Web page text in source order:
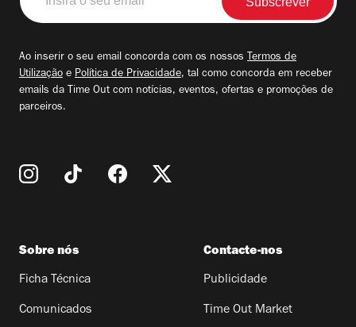
o
seu
Ao inserir o seu email concorda com os nossos Termos de
Utilização e Política de Privacidade, tal como concorda em receber
emails da Time Out com notícias, eventos, ofertas e promoções de
parceiros.
Sobre nós
Ficha Técnica
Comunicados
Contacte-nos
Publicidade
Time Out Market